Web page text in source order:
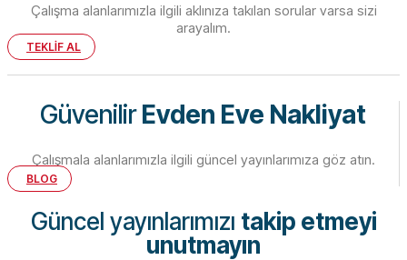
Çalışma alanlarımızla ilgili aklınıza takılan sorular varsa sizi
arayalım.
TEKLİF AL
GüvenilirEvden Eve Nakliyat
Çalışmala alanlarımızla ilgili güncel yayınlarımıza göz atın.
BLOG
Güncel yayınlarımızı takip etmeyi
unutmayın